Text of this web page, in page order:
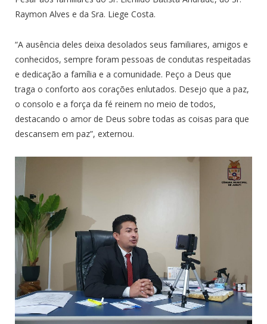
Raymon Alves e da Sra. Liege Costa.
“A ausência deles deixa desolados seus familiares, amigos e
conhecidos, sempre foram pessoas de condutas respeitadas
e dedicação a família e a comunidade. Peço a Deus que
traga o conforto aos corações enlutados. Desejo que a paz,
o consolo e a força da fé reinem no meio de todos,
destacando o amor de Deus sobre todas as coisas para que
descansem em paz”, externou.